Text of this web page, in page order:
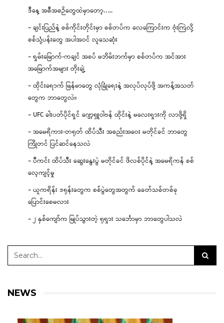
ဒီနေ့ အစီအစဉ်တွေထဲမှာတော့…..
– ချင်းပြည်နဲ့ စစ်ကိုင်းတိုင်းမှာ စစ်တပ်က လေကြောင်းက ဗုံးကြဲလို့
စစ်သုံ့ပန်းတွေ အပါအဝင် လူသေဆုံး
– ရှမ်းမြောက်-ကချင် အစပ် မဘိမ်းဘက်မှာ စစ်တပ်က အင်အား
အမြောက်အများ တိုးချဲ့
– ထိုင်းရောက် မြန်မာတွေ လုံခြုံရေးနဲ့ အလုပ်လုပ်ဖို့ အကန့်အသတ်
တွေက ဘာတွေလဲ။
– UFC ခါးပတ်ပိုင်ရှင် ဂျော့ရှူဝါဗန် ထိုင်းနဲ့ မလေးရှားကို လာဖို့ရှိ
– အမေရိကား-တရုတ် ထိပ်သီး အစည်းအဝေး မတိုင်ခင် ဘာတွေ
ကြိုတင် ပြင်ဆင်နေသလဲ
– ပီကင်း ထိပ်သီး ဆွေးနွေးပွဲ မတိုင်ခင် ဖိလစ်ပိုင်နဲ့ အမေရိကန် စစ်
လေ့ကျင့်မှု
– ယူကရိန်း ဒရုန်းတွေက စစ်ပွဲတွေအတွက် ခေတ်သစ်တစ်ခု
ပြောင်းစေမလား
– ၂ နှစ်ကျော်က မြုပ်သွားတဲ့ ရုရှား သင်္ဘောမှာ ဘာတွေပါသလဲ
NEWS